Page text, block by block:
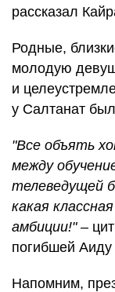
рассказал
Родные,
молодую
и
у Салтанат
"Все объять
между
телеведущей
какая
амбиции!" –
погибшей Аиду
Напомним,